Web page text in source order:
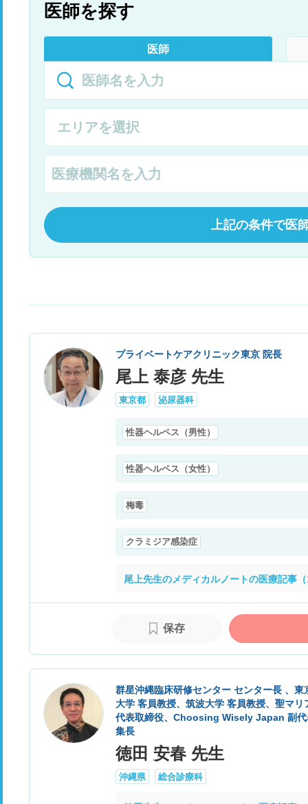
医師を探す
医師
上記の条件で医
プライベートケアクリニック東京 院長
尾上 泰彦 先生
東京都 泌尿器科
性器ヘルペス（男性）
性器ヘルペス（女性）
梅毒
クラミジア感染症
尾上先生のメディカルノートの医療記事
保存
群星沖縄臨床研修センター センター長 、
大学 客員教授、筑波大学 客員教授、聖マ
代表取締役、Choosing Wisely Japan 副
集長
徳田 安春 先生
沖縄県 総合診療科